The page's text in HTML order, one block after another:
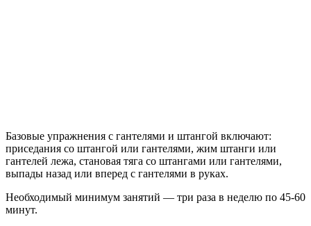
Базовые упражнения с гантелями и штангой включают:
приседания со штангой или гантелями, жим штанги или
гантелей лежа, становая тяга со штангами или гантелями,
выпады назад или вперед с гантелями в руках.
Необходимый минимум занятий — три раза в неделю по 45-60
минут.